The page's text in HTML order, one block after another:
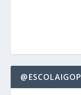
@ESCOLAIGOP